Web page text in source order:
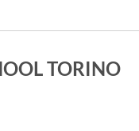
TORINO